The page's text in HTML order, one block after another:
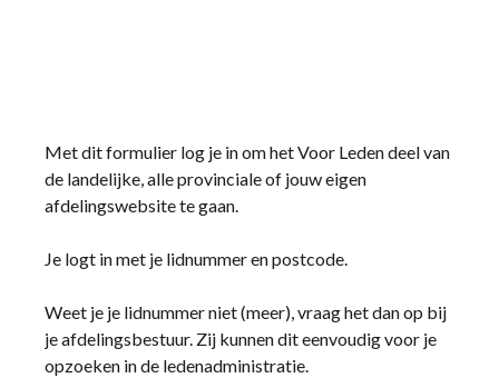
Met dit formulier log je in om het Voor Leden deel van
de landelijke, alle provinciale of jouw eigen
afdelingswebsite te gaan.
Je logt in met je lidnummer en postcode.
Weet je je lidnummer niet (meer), vraag het dan op bij
je afdelingsbestuur. Zij kunnen dit eenvoudig voor je
opzoeken in de ledenadministratie.